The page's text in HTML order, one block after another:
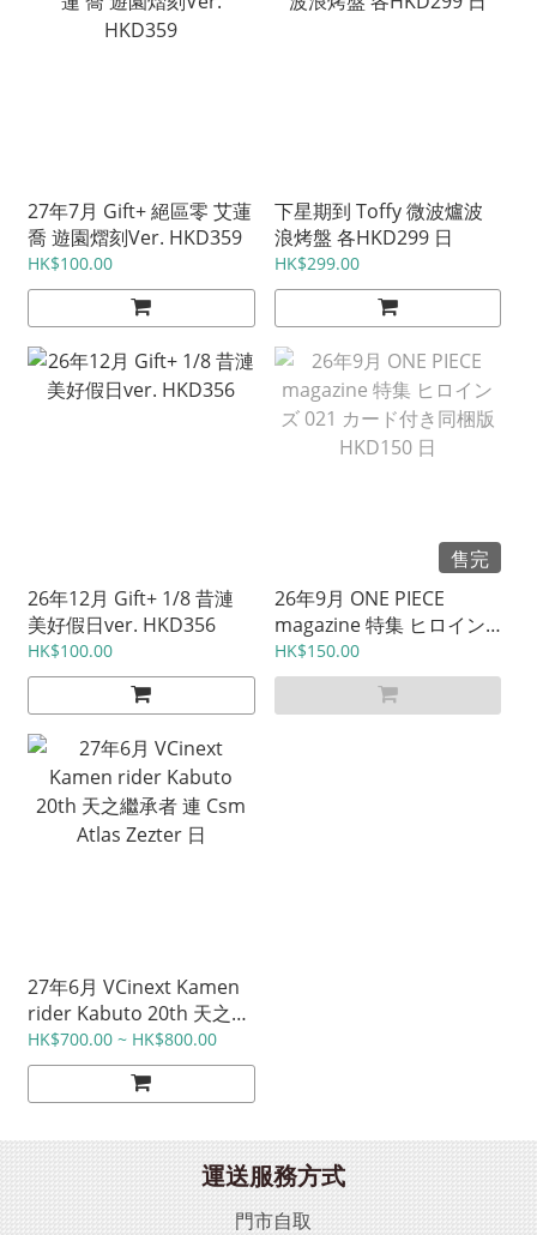
27年7月 Gift+ 絕區零 艾蓮
喬 遊園熠刻Ver. HKD359
HK$100.00
下星期到 Toffy 微波爐波
浪烤盤 各HKD299 日
HK$299.00
26年12月 Gift+ 1/8 昔漣
美好假日ver. HKD356
HK$100.00
售完
26年9月 ONE PIECE
magazine 特集 ヒロイン
ズ 021 カード付き同梱版
HKD150 日
HK$150.00
27年6月 VCinext Kamen
rider Kabuto 20th 天之繼
承者 連 Csm Atlas Zezter
日
HK$700.00 ~ HK$800.00
運送服務方式
門市自取